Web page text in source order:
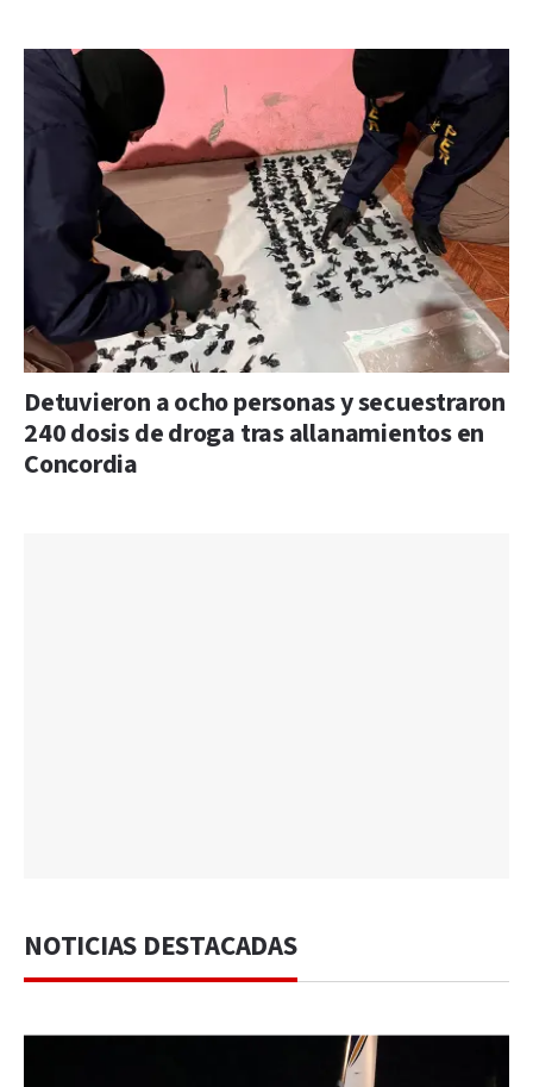
Detuvieron a ocho personas y secuestraron
240 dosis de droga tras allanamientos en
Concordia
NOTICIAS DESTACADAS